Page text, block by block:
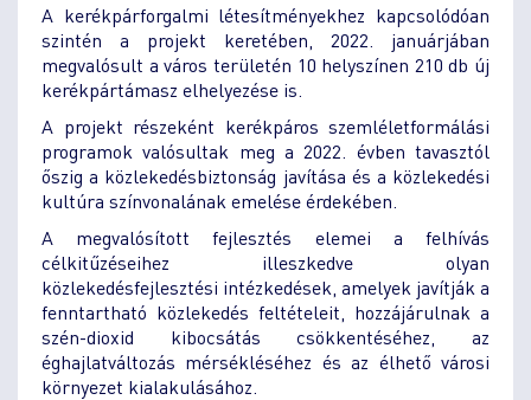
A kerékpárforgalmi létesítményekhez kapcsolódóan
szintén a projekt keretében, 2022. januárjában
megvalósult a város területén 10 helyszínen 210 db új
kerékpártámasz elhelyezése is.
A projekt részeként kerékpáros szemléletformálási
programok valósultak meg a 2022. évben tavasztól
őszig a közlekedésbiztonság javítása és a közlekedési
kultúra színvonalának emelése érdekében.
A megvalósított fejlesztés elemei a felhívás
célkitűzéseihez illeszkedve olyan
közlekedésfejlesztési intézkedések, amelyek javítják a
fenntartható közlekedés feltételeit, hozzájárulnak a
szén-dioxid kibocsátás csökkentéséhez, az
éghajlatváltozás mérsékléséhez és az élhető városi
környezet kialakulásához.